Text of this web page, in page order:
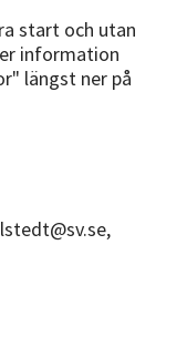
start och utan
information
längst ner på